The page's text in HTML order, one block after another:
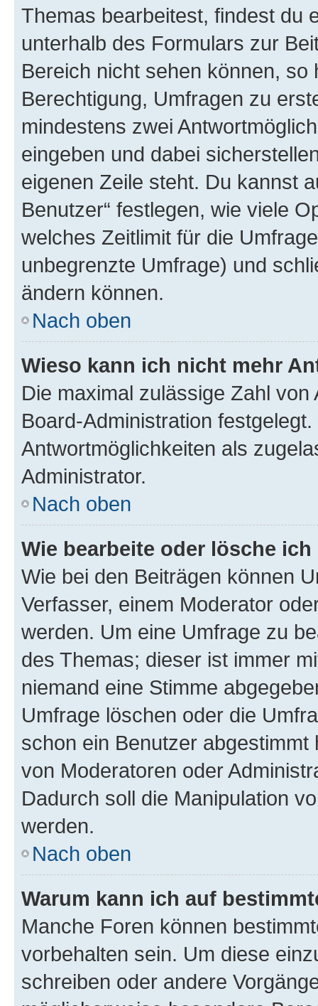
Themas bearbeitest, findest du
unterhalb des Formulars zur
Bereich nicht sehen können,
Berechtigung, Umfragen zu
mindestens zwei
eingeben und dabei
eigenen Zeile steht. Du kannst
Benutzer“ festlegen, wie viele
welches Zeitlimit für die
unbegrenzte Umfrage) und
ändern können.
Nach oben
Wieso kann ich nicht mehr
Die maximal zulässige Zahl
Board-Administration
Antwortmöglichkeiten als
Administrator.
Nach oben
Wie bearbeite oder lösche
Wie bei den Beiträgen können
Verfasser, einem Moderator
werden. Um eine Umfrage zu
des Themas; dieser ist immer
niemand eine Stimme
Umfrage löschen oder die
schon ein Benutzer
von Moderatoren oder
Dadurch soll die Manipulation
werden.
Nach oben
Warum kann ich auf
Manche Foren können
vorbehalten sein. Um diese
schreiben oder andere